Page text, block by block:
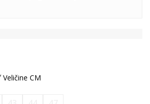
Veličine CM